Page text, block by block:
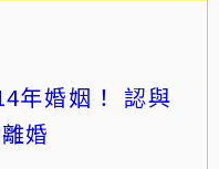
年婚姻！ 認與
婚